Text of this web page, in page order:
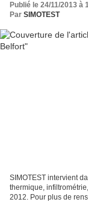
Publié le 24/11/2013 à
Par SIMOTEST
SIMOTEST intervient
thermique,
2012. Pour plus de